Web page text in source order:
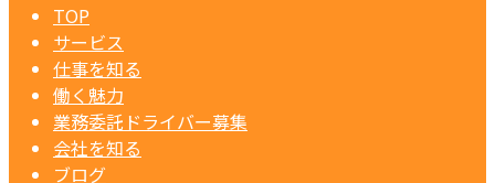
TOP
サービス
仕事を知る
働く魅力
業務委託ドライバー募集
会社を知る
ブログ